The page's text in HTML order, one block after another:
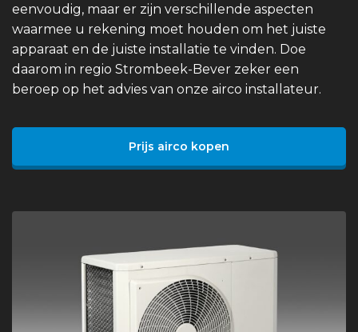
eenvoudig, maar er zijn verschillende aspecten
waarmee u rekening moet houden om het juiste
apparaat en de juiste installatie te vinden. Doe
daarom in regio Strombeek-Bever zeker een
beroep op het advies van onze airco installateur.
Prijs airco kopen